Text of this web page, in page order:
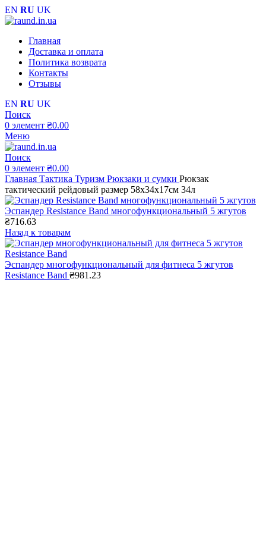
EN RU UK
Главная
Доставка и оплата
Политика возврата
Контакты
Отзывы
EN RU UK
Поиск
0 элемент ₴0.00
Меню
Поиск
0 элемент ₴0.00
Главная Тактика Туризм Рюкзаки и сумки Рюкзак
тактический рейдовый размер 58х34х17см 34л
Эспандер Resistance Band многофункциональный 5 жгутов
₴716.63
Назад к товарам
Эспандер многофункциональный для фитнеса 5 жгутов
Resistance Band ₴981.23